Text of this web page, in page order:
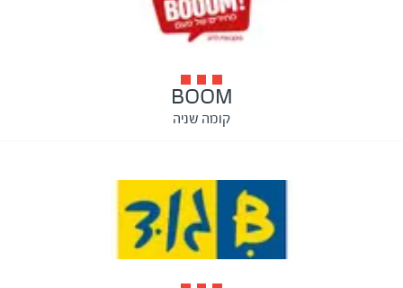
BOOM
קומה שניה